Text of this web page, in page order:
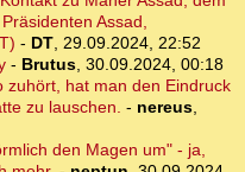
Assad,
- DT, 29.09.2024, 22:52
- Brutus, 30.09.2024, 00:18
zuhört, hat man den Eindruck
zu lauschen. - nereus,
den Magen um" - ja,